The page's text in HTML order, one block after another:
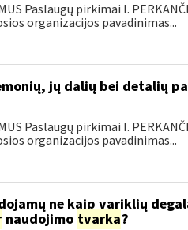
Paslaugų pirkimai I.
organizacijos pavadinimas...
jų dalių bei detalių
Paslaugų pirkimai I.
organizacijos pavadinimas...
ne kaip variklių
naudojimo tvarka?